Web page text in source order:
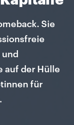
Sie
auf der Hülle
für